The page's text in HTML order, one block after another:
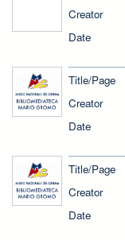
Creator
Date
Title/Page
Creator
Date
Title/Page
Creator
Date